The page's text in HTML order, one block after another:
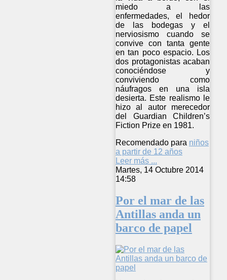
miedo a las
enfermedades, el hedor
de las bodegas y el
nerviosismo cuando se
convive con tanta gente
en tan poco espacio. Los
dos protagonistas acaban
conociéndose y
conviviendo como
náufragos en una isla
desierta. Este realismo le
hizo al autor merecedor
del Guardian Children’s
Fiction Prize en 1981.
Recomendado para niños
a partir de 12 años
Leer más ...
Martes, 14 Octubre 2014
14:58
Por el mar de las
Antillas anda un
barco de papel